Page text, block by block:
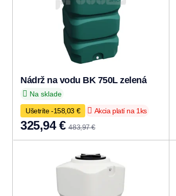
Na sklade
Nádrž na vodu BK 750L zelená
Ušetríte -158,03 €
Akcia platí na 1ks
483,97 €
325,94 €